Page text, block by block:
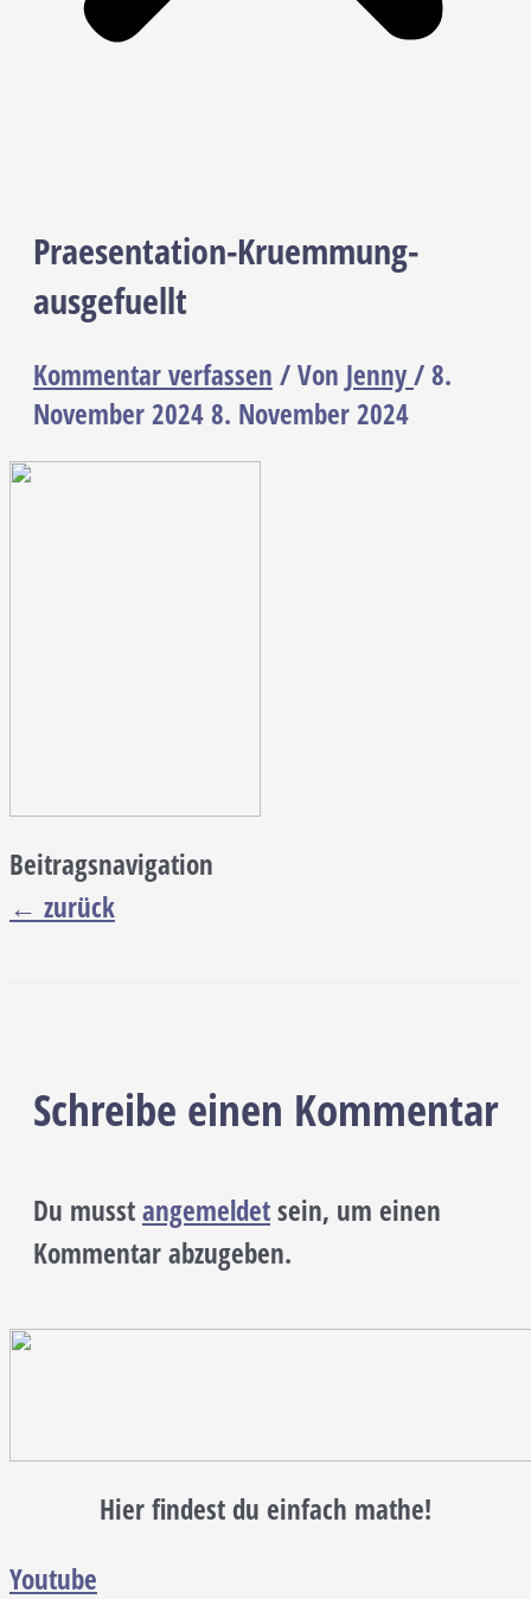
Praesentation-Kruemmung-
ausgefuellt
Kommentar verfassen / Von Jenny/8.
November 20248. November 2024
Beitragsnavigation
← zurück
Schreibe einen Kommentar
Du musstangemeldetsein, um einen
Kommentar abzugeben.
Hier findest du einfach mathe!
Youtube